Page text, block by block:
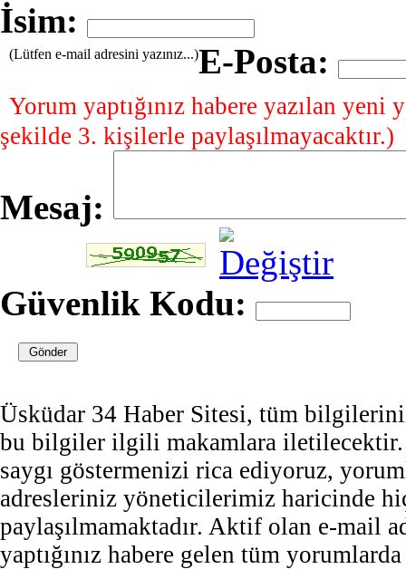
İsim:
E-Posta:
(Lütfen e-mail adresini yazınız...)
Yorum yaptığınız habere yazılan
şekilde 3. kişilerle paylaşılmayacaktır.)
Mesaj:
Güvenlik Kodu:
Üsküdar 34 Haber Sitesi, tüm
bu bilgiler ilgili makamlara iletilecektir.
saygı göstermenizi rica ediyoruz,
adresleriniz yöneticilerimiz haricinde
paylaşılmamaktadır. Aktif olan e-mail
yaptığınız habere gelen tüm